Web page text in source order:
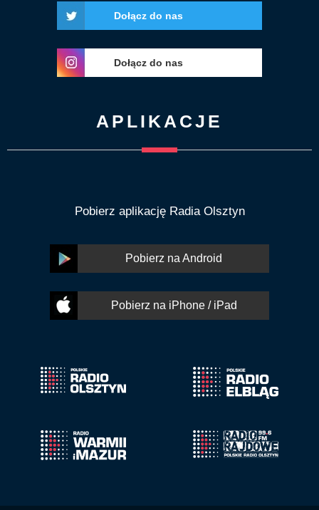
Dołącz do nas
Dołącz do nas
APLIKACJE
Pobierz aplikację Radia Olsztyn
Pobierz na Android
Pobierz na iPhone / iPad